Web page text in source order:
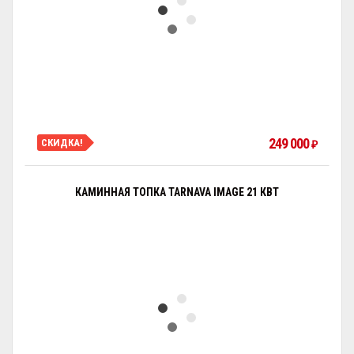
СКИДКА! 249 000₽
КАМИННАЯ ТОПКА TARNAVA IMAGE 21 КВТ